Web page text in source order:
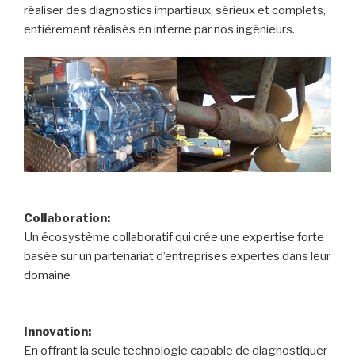
réaliser des diagnostics impartiaux, sérieux et complets,
entièrement réalisés en interne par nos ingénieurs.
Collaboration:
Un écosystème collaboratif qui crée une expertise forte
basée sur un partenariat d’entreprises expertes dans leur
domaine
Innovation:
En offrant la seule technologie capable de diagnostiquer